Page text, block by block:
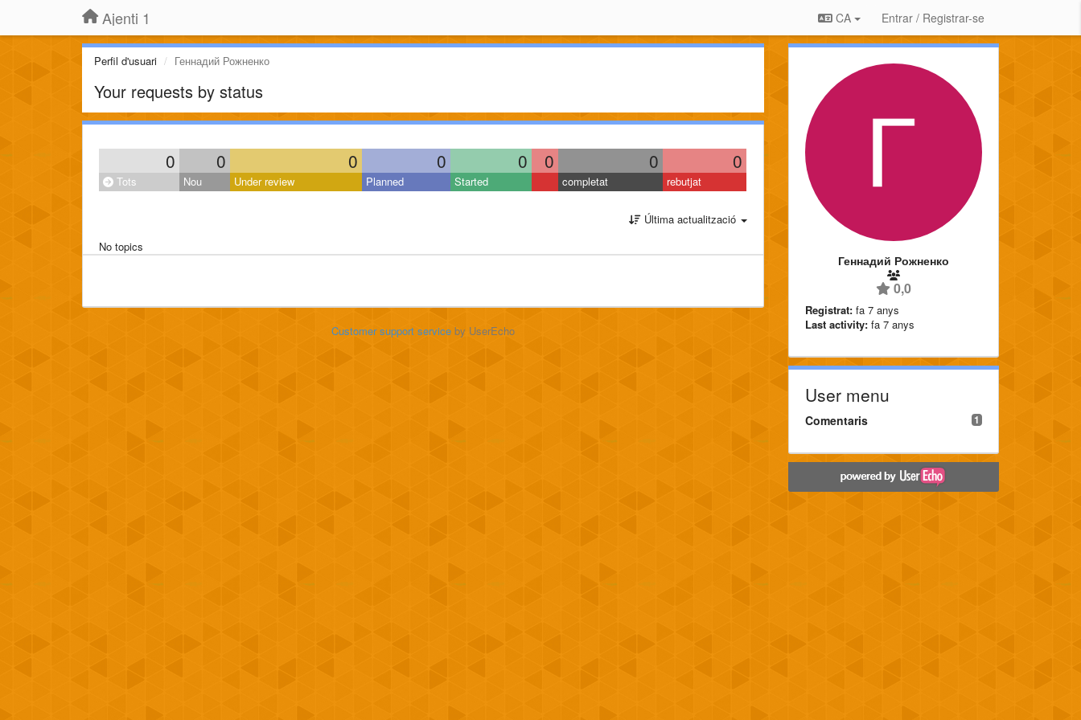
Ajenti 1 CA Entrar / Registrar-se
Perfil d'usuari Геннадий Рожненко
Your requests by status
0 0 0 0 0 0 0 0
Tots Nou Under review Planned Started completat rebutjat
Última actualització
No topics
Customer support serviceby UserEcho
Геннадий Рожненко
0,0
Registrat: fa 7 anys
Last activity: fa 7 anys
User menu
1
Comentaris